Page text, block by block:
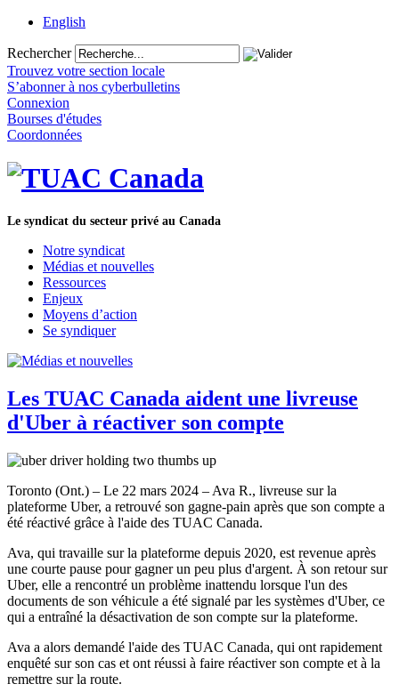
English
Rechercher
Trouvez votre section locale
S’abonner à nos cyberbulletins
Connexion
Bourses d'études
Coordonnées
Le syndicat du secteur privé au Canada
Notre syndicat
Médias et nouvelles
Ressources
Enjeux
Moyens d’action
Se syndiquer
Les TUAC Canada aident une livreuse
d'Uber à réactiver son compte
Toronto (Ont.) – Le 22 mars 2024 – Ava R., livreuse sur la
plateforme Uber, a retrouvé son gagne-pain après que son compte a
été réactivé grâce à l'aide des TUAC Canada.
Ava, qui travaille sur la plateforme depuis 2020, est revenue après
une courte pause pour gagner un peu plus d'argent. À son retour sur
Uber, elle a rencontré un problème inattendu lorsque l'un des
documents de son véhicule a été signalé par les systèmes d'Uber, ce
qui a entraîné la désactivation de son compte sur la plateforme.
Ava a alors demandé l'aide des TUAC Canada, qui ont rapidement
enquêté sur son cas et ont réussi à faire réactiver son compte et à la
remettre sur la route.